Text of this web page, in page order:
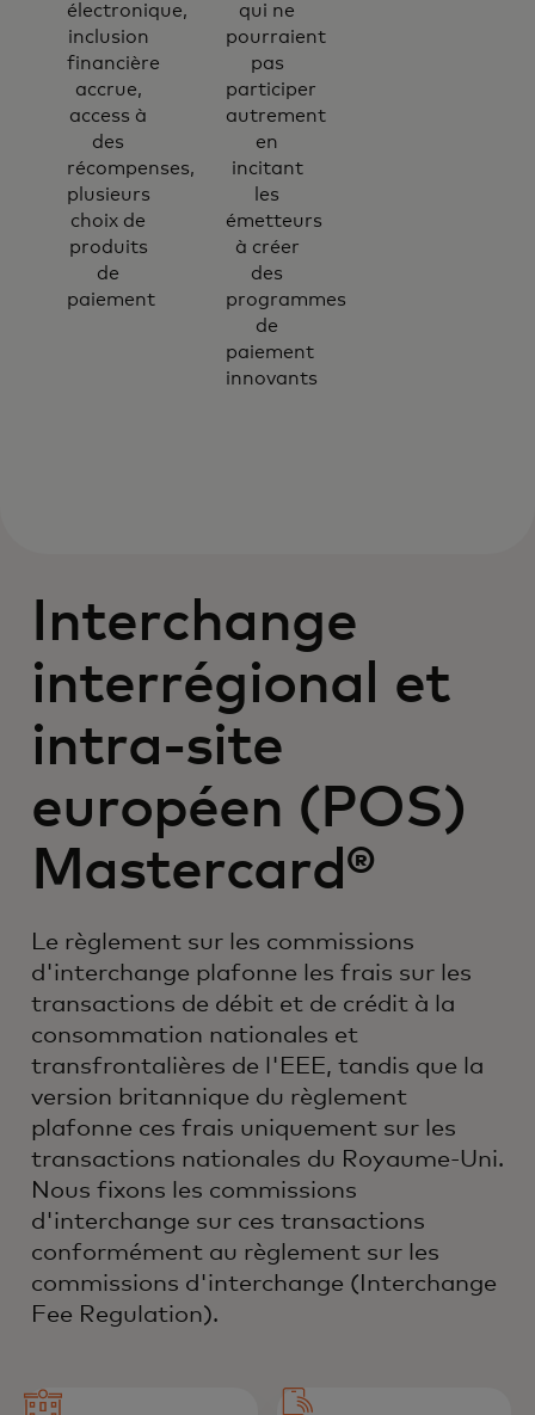
électronique,
inclusion
financière
accrue,
access à
des
récompenses,
plusieurs
choix de
produits
de
paiement
qui ne
pourraient
pas
participer
autrement
en
incitant
les
émetteurs
à créer
des
programmes
de
paiement
innovants
Interchange
interrégional et
intra-site
européen (POS)
Mastercard®
Le règlement sur les commissions
d'interchange plafonne les frais sur les
transactions de débit et de crédit à la
consommation nationales et
transfrontalières de l'EEE, tandis que la
version britannique du règlement
plafonne ces frais uniquement sur les
transactions nationales du Royaume-Uni.
Nous fixons les commissions
d'interchange sur ces transactions
conformément au règlement sur les
commissions d'interchange (Interchange
Fee Regulation).